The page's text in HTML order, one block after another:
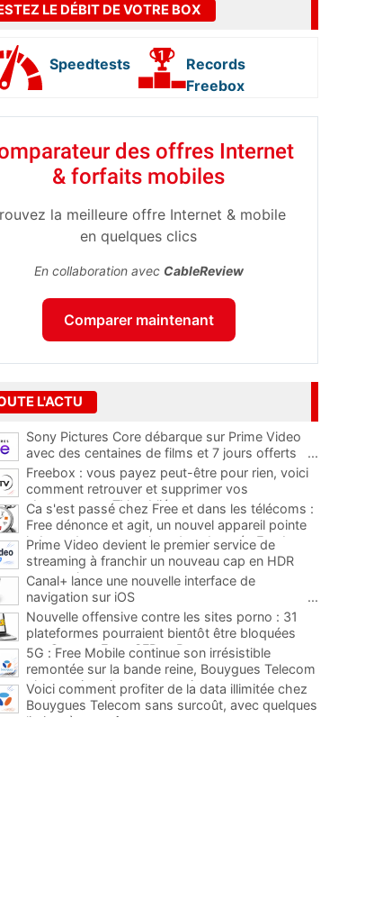
LE DÉBIT DE VOTRE BOX
Speedtests
Records
Freebox
des offres Internet
& forfaits mobiles
la meilleure offre Internet & mobile
en quelques clics
En collaboration avec CableReview
Comparer maintenant
L'ACTU
Sony Pictures Core débarque sur Prime Video
avec des centaines de films et 7 jours offerts
...
Freebox : vous payez peut-être pour rien, voici
comment retrouver et supprimer vos
abonnements TV oubliés
...
Ca s'est passé chez Free et dans les télécoms :
Free dénonce et agit, un nouvel appareil pointe
le bout de son nez chez des abonnés Freebox...
Prime Video devient le premier service de
streaming à franchir un nouveau cap en HDR
avec ce lancement
Canal+ lance une nouvelle interface de
navigation sur iOS
...
Nouvelle offensive contre les sites porno : 31
plateformes pourraient bientôt être bloquées
par Orange, Free, SFR et Bouygues
5G : Free Mobile continue son irrésistible
remontée sur la bande reine, Bouygues Telecom
plus que jamais sous pression
Voici comment profiter de la data illimitée chez
Bouygues Telecom sans surcoût, avec quelques
limites à connaître